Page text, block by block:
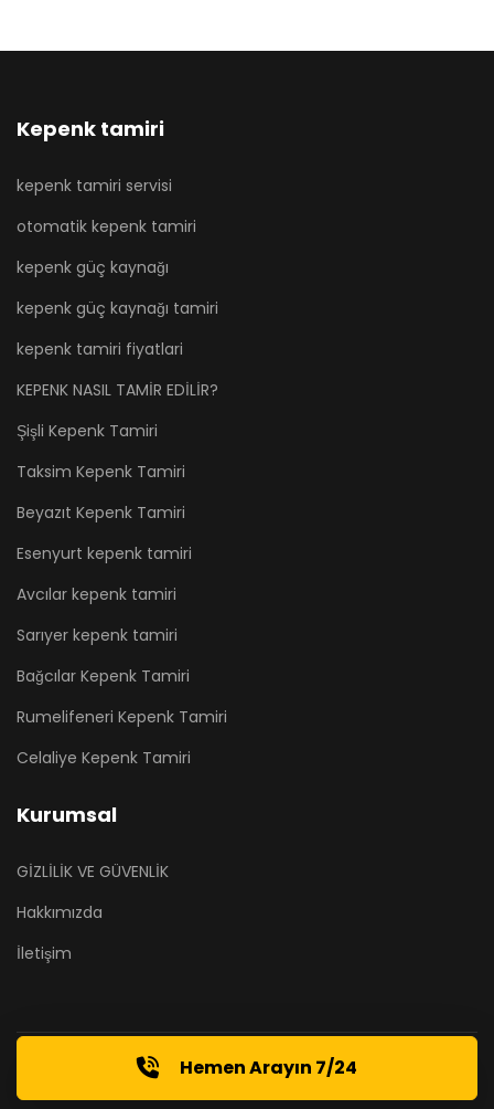
Kepenk tamiri
kepenk tamiri servisi
otomatik kepenk tamiri
kepenk güç kaynağı
kepenk güç kaynağı tamiri
kepenk tamiri fiyatlari
KEPENK NASIL TAMİR EDİLİR?
Şişli Kepenk Tamiri
Taksim Kepenk Tamiri
Beyazıt Kepenk Tamiri
Esenyurt kepenk tamiri
Avcılar kepenk tamiri
Sarıyer kepenk tamiri
Bağcılar Kepenk Tamiri
Rumelifeneri Kepenk Tamiri
Celaliye Kepenk Tamiri
Kurumsal
GİZLİLİK VE GÜVENLİK
Hakkımızda
İletişim
© 2026 kepenktamirii.com . Designed ByAND.agency
Hemen Arayın 7/24